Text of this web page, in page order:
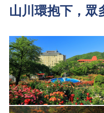
山川環抱下，眾